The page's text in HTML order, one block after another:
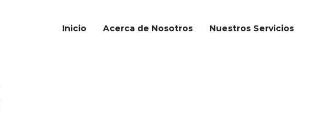
Inicio Acerca de Nosotros Nuestros Servicios